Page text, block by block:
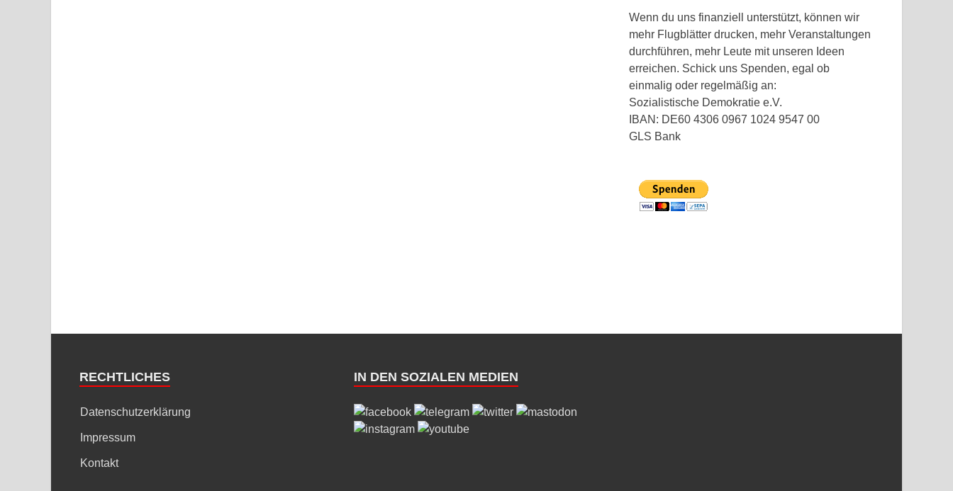
Wenn du uns finanziell unterstützt, können wir
mehr Flugblätter drucken, mehr Veranstaltungen
durchführen, mehr Leute mit unseren Ideen
erreichen. Schick uns Spenden, egal ob
einmalig oder regelmäßig an:
Sozialistische Demokratie e.V.
IBAN: DE60 4306 0967 1024 9547 00
GLS Bank
RECHTLICHES
Datenschutzerklärung
Impressum
Kontakt
IN DEN SOZIALEN MEDIEN